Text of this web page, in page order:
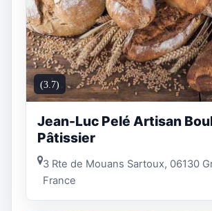
(3.7)
Jean-Luc Pelé Artisan
Pâtissier
3 Rte de Mouans Sartoux, 06130
France